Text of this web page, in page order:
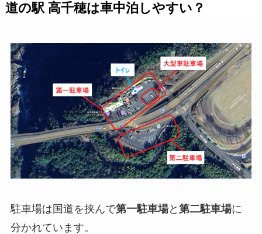
道の駅 高千穂は車中泊しやすい？
駐車場は国道を挟んで第一駐車場と 第二駐車場に
分かれています。